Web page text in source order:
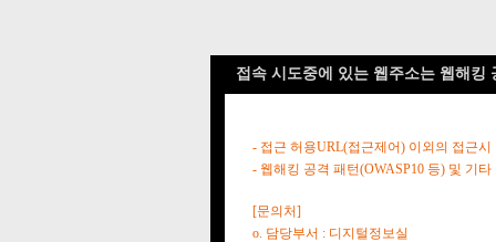
접속 시도중에 있는 웹주소는 웹해킹
- 접근 허용URL(접근제어) 이외의 접근시
- 웹해킹 공격 패턴(OWASP10 등) 및 기
[문의처]
o. 담당부서 : 디지털정보실